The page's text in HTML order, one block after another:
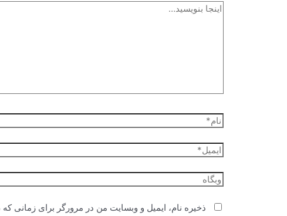
اینجا
بنویسید…
نام*
ایمیل*
وبگاه
ذخیره نام، ایمیل و وبسایت من در مرورگر برای زمانی